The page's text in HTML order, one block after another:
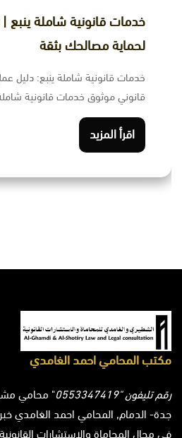
لحماية مصالحك بثقة
خدمات قانونية شاملة ينبع: دليل
قانوني موثوق خدمات قانونية
اقرأ المزيد
مكتب المحامي احمد الغامدي
رقم تليفون "0553347419
" محامي
في مجال المحاماة والاستشارات